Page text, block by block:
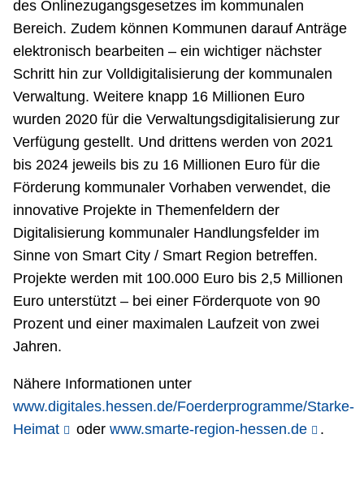
des Onlinezugangsgesetzes im kommunalen
Bereich. Zudem können Kommunen darauf Anträge
elektronisch bearbeiten – ein wichtiger nächster
Schritt hin zur Volldigitalisierung der kommunalen
Verwaltung. Weitere knapp 16 Millionen Euro
wurden 2020 für die Verwaltungsdigitalisierung zur
Verfügung gestellt. Und drittens werden von 2021
bis 2024 jeweils bis zu 16 Millionen Euro für die
Förderung kommunaler Vorhaben verwendet, die
innovative Projekte in Themenfeldern der
Digitalisierung kommunaler Handlungsfelder im
Sinne von Smart City / Smart Region betreffen.
Projekte werden mit 100.000 Euro bis 2,5 Millionen
Euro unterstützt – bei einer Förderquote von 90
Prozent und einer maximalen Laufzeit von zwei
Jahren.
Nähere Informationen unter
www.digitales.hessen.de/Foerderprogramme/Starke-
Heimat
oder www.smarte-region-hessen.de .